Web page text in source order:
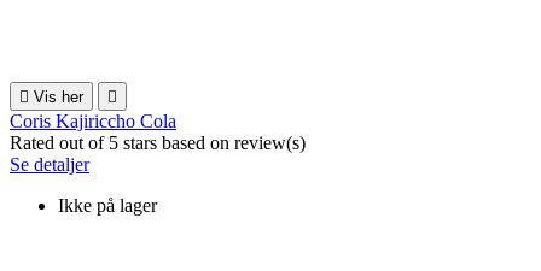
 Vis her 
Coris Kajiriccho Cola
Rated out of 5 stars based on review(s)
Se detaljer
Ikke på lager